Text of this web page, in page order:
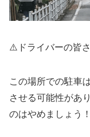
⚠️ドライバーの皆
この場所での駐車
させる可能性があ
のはやめましょう！